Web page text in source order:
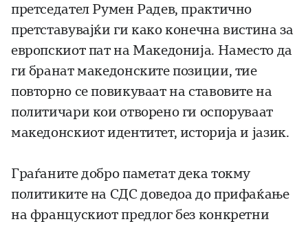
претседател Румен Радев, практично
претставувајќи ги како конечна вистина за
европскиот пат на Македонија. Наместо да
ги бранат македонските позиции, тие
повторно се повикуваат на ставовите на
политичари кои отворено ги оспоруваат
македонскиот идентитет, историја и јазик.
Граѓаните добро паметат дека токму
политиките на СДС доведоа до прифаќање
на францускиот предлог без конкретни